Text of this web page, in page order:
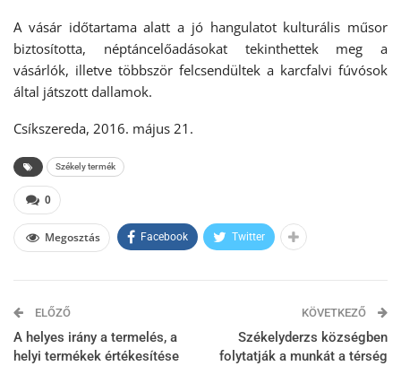
A vásár időtartama alatt a jó hangulatot kulturális műsor
biztosította, néptáncelőadásokat tekinthettek meg a
vásárlók, illetve többször felcsendültek a karcfalvi fúvósok
által játszott dallamok.
Csíkszereda, 2016. május 21.
Székely termék
0
Megosztás Facebook Twitter
ELŐZŐ
A helyes irány a termelés, a
helyi termékek értékesítése
KÖVETKEZŐ
Székelyderzs községben
folytatják a munkát a térség